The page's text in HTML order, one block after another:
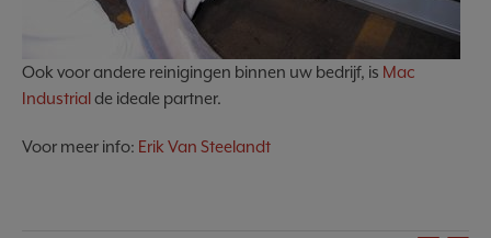
Ook voor andere reinigingen binnen uw bedrijf, is Mac
Industrialde ideale partner.
Voor meer info: Erik Van Steelandt